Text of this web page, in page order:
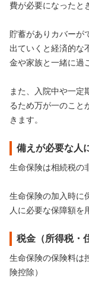
費が必要になったと
貯蓄がありカバーが
出ていくと経済的な
金や家族と一緒に過
また、入院中や一定
るため万が一のこと
きます。
備えが必要な人
生命保険は相続税の
生命保険の加入時に
人に必要な保障額を
税金（所得税・
生命保険の保険料は
険控除）